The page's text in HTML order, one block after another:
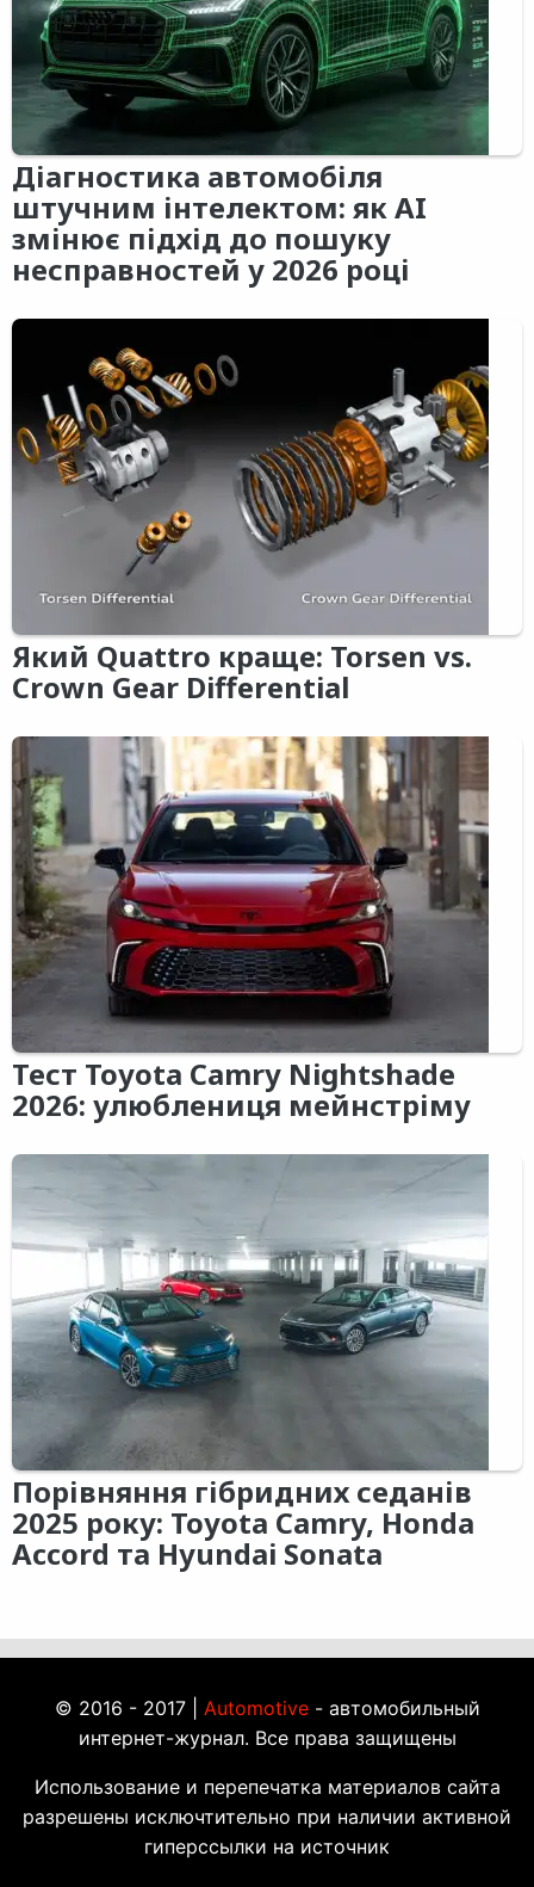
Діагностика автомобіля
штучним інтелектом: як AI
змінює підхід до пошуку
несправностей у 2026 році
Який Quattro краще: Torsen vs.
Crown Gear Differential
Тест Toyota Camry Nightshade
2026: улюблениця мейнстріму
Порівняння гібридних седанів
2025 року: Toyota Camry, Honda
Accord та Hyundai Sonata
© 2016 - 2017 | Automotive- автомобильный
интернет-журнал. Все права защищены
Использование и перепечатка материалов сайта
разрешены исключтительно при наличии активной
гиперссылки на источник